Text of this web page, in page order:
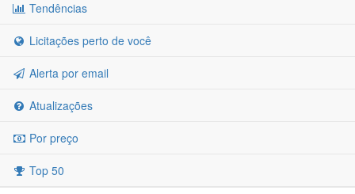
Tendências
Licitações perto de você
Alerta por email
Atualizações
Por preço
Top 50